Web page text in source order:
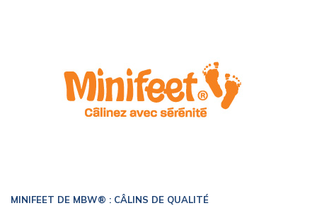
MINIFEET DE MBW® : CÂLINS DE QUALITÉ